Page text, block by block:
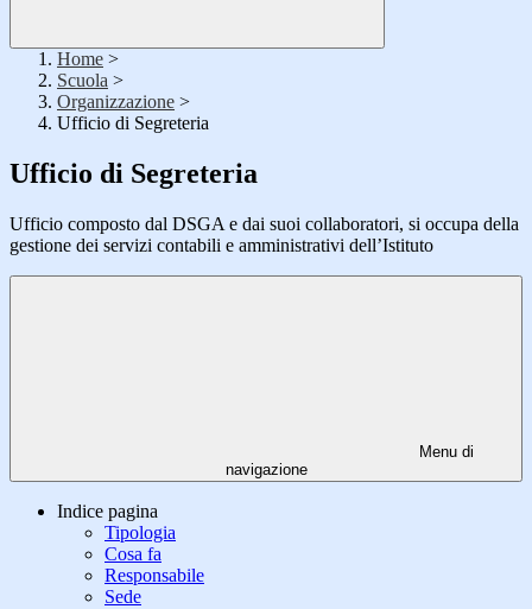
Home >
Scuola >
Organizzazione >
Ufficio di Segreteria
Ufficio di Segreteria
Ufficio composto dal DSGA e dai suoi collaboratori, si occupa della
gestione dei servizi contabili e amministrativi dell’Istituto
Menu di
navigazione
Indice pagina
Tipologia
Cosa fa
Responsabile
Sede